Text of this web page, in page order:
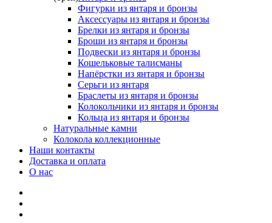
Фигурки из янтаря и бронзы
Аксессуары из янтаря и бронзы
Брелки из янтаря и бронзы
Броши из янтаря и бронзы
Подвески из янтаря и бронзы
Кошельковые талисманы
Напёрстки из янтаря и бронзы
Серьги из янтаря
Браслеты из янтаря и бронзы
Колокольчики из янтаря и бронзы
Кольца из янтаря и бронзы
Натуральные камни
Колокола коллекционные
Наши контакты
Доставка и оплата
О нас